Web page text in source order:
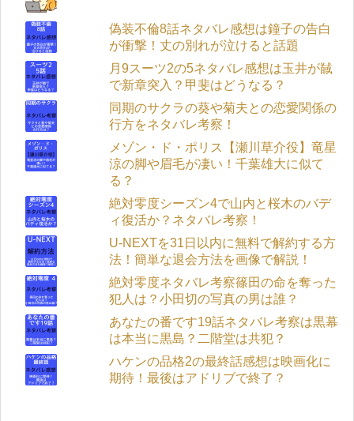
偽装不倫8話ネタバレ感想は鐘子の告白
が衝撃！丈の別れが泣けると話題
月9スーツ2の5ネタバレ感想は玉井が馘
で新章突入？甲斐はどうなる？
同期のサクラの葵や菊夫との恋愛関係の
行方をネタバレ考察！
メゾン・ド・ポリス【瀬川草介役】竜星
涼の脚や眉毛が凄い！千葉雄大に似て
る？
絶対零度シーズン4で山内と桜木のバデ
ィ復活か？ネタバレ考察！
U-NEXTを31日以内に無料で解約する方
法！簡単な退会方法を画像で解説！
絶対零度ネタバレ考察篠田の命を奪った
犯人は？小田切の写真の男は誰？
あなたの番です19話ネタバレ考察は黒幕
は本当に黒島？二階堂は共犯？
ハケンの品格2の最終話感想は映画化に
期待！最後はアドリブで終了？